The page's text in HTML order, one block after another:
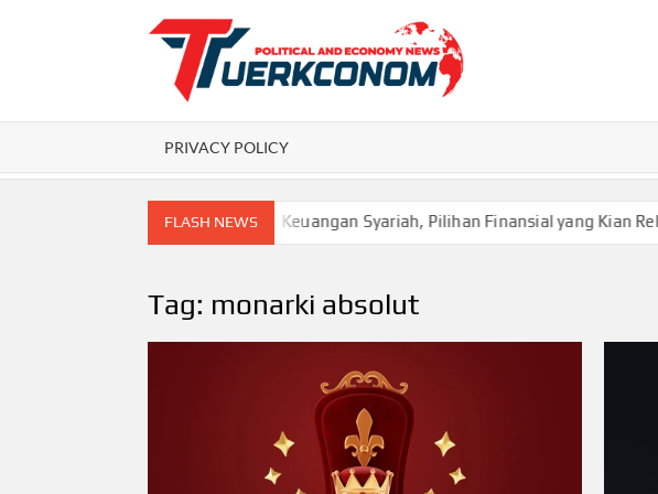
PRIVACY POLICY
FLASH NEWS
bagi Ekonomi Keuangan Syariah, Pilihan Finansial yang Kian Relevan
Tag: monarki absolut